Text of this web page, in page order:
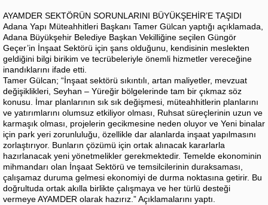
AYAMDER SEKTÖRÜN SORUNLARINI BÜYÜKŞEHİR’E TAŞIDI
Adana Yapı Müteahhitleri Başkanı Tamer Gülcan yaptığı açıklamada,
Adana Büyükşehir Belediye Başkan Vekilliğine seçilen Güngör
Geçer’in İnşaat Sektörü için şans olduğunu, kendisinin meslekten
geldiğini bilgi birikim ve tecrübeleriyle önemli hizmetler vereceğine
inandıklarını ifade etti.
Tamer Gülcan; “İnşaat sektörü sıkıntılı, artan maliyetler, mevzuat
değişiklikleri, Seyhan – Yüreğir bölgelerinde tam bir çıkmaz söz
konusu. İmar planlarının sık sık değişmesi, müteahhitlerin planlarını
ve yatırımlarını olumsuz etkiliyor olması, Ruhsat süreçlerinin uzun ve
karmaşık olması, projelerin gecikmesine neden oluyor ve Yeni binalar
için park yeri zorunluluğu, özellikle dar alanlarda inşaat yapılmasını
zorlaştırıyor. Bunların çözümü için ortak alınacak kararlarla
hazırlanacak yeni yönetmelikler gerekmektedir. Temelde ekonominin
mihmandarı olan İnşaat Sektörü ve temsilcilerinin duraksaması,
çalışamaz duruma gelmesi ekonomiyi de durma noktasına getirir. Bu
doğrultuda ortak akılla birlikte çalışmaya ve her türlü desteği
vermeye AYAMDER olarak hazırız.” Açıklamalarını yaptı.